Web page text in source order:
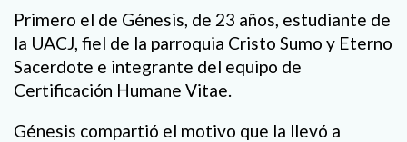
Primero el de Génesis, de 23 años, estudiante de
la UACJ, fiel de la parroquia Cristo Sumo y Eterno
Sacerdote e integrante del equipo de
Certificación Humane Vitae.
Génesis compartió el motivo que la llevó a